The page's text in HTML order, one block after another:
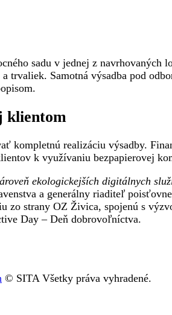
sadu v jednej z navrhovaných
Samotná výsadba pod
klientom
kompletnú realizáciu výsadby.
k využívaniu bezpapierovej
ekologickejších digitálnych
a generálny riaditeľ
strany OZ Živica, spojenú s
Day – Deň dobrovoľníctva.
© SITA Všetky práva vyhradené.